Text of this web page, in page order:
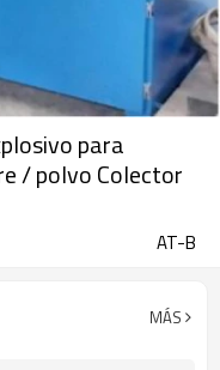
para
/ polvo Colector
AT-B
MÁS